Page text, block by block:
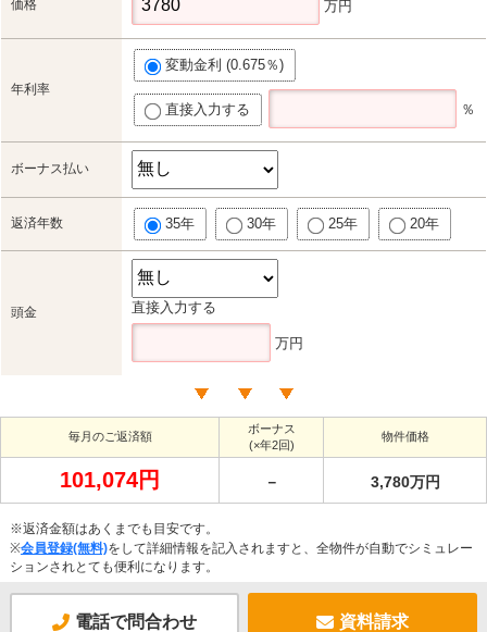
価格 万円
年利率
変動金利 (0.675％)
直接入力する ％
ボーナス払い
返済年数 35年 30年 25年 20年
頭金 直接入力する
万円
毎月のご返済額
ボーナス
(×年2回)
物件価格
101,074円 － 3,780万円
※返済金額はあくまでも目安です。
※会員登録(無料)をして詳細情報を記入されますと、全物件が自動でシミュレー
ションされとても便利になります。
電話で問合わせ 資料請求